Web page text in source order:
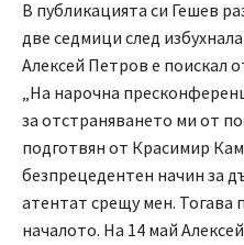
В публикацията си Гешев
две седмици след
Алексей Петров е поискал
„На нарочна
за отстраняването ми от
подготвян от Красимир
безпрецедентен начин за
атентат срещу мен. Тогава
началото. На 14 май